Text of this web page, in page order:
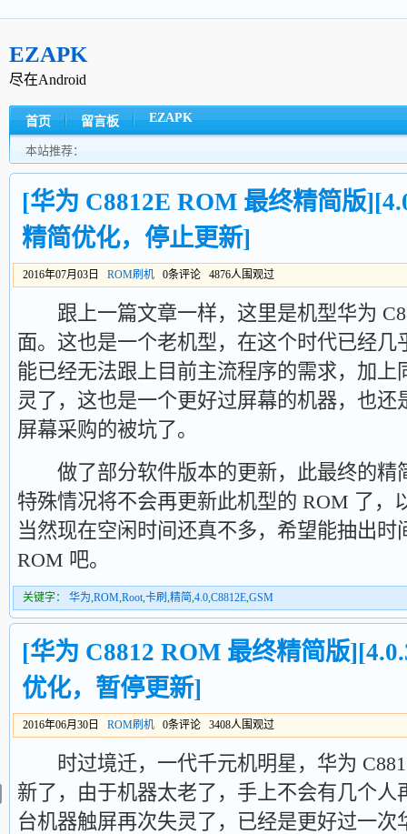
EZAPK
尽在Android
首页 留言板 EZAPK
本站推荐：
[华为 C8812E ROM 最终精简版
精简优化，停止更新]
2016年07月03日 ROM刷机 0条评论 4876人围观过
跟上一篇文章一样，这里是机型华为
面。这也是一个老机型，在这个时代已经几
能已经无法跟上目前主流程序的需求，加上
灵了，这也是一个更好过屏幕的机器，也还
屏幕采购的被坑了。
做了部分软件版本的更新，此最终的精
特殊情况将不会再更新此机型的 ROM 了，
当然现在空闲时间还真不多，希望能抽出时
ROM 吧。
关键字： 华为,ROM,Root,卡刷 ,精简,4.0,C8812E,GSM
[华为 C8812 ROM 最终精简版
优化，暂停更新]
2016年06月30日 ROM刷机 0条评论 3408人围观过
时过境迁，一代千元机明星，华为
新了，由于机器太老了，手上不会有几个人
台机器触屏再次失灵了，已经是更好过一次